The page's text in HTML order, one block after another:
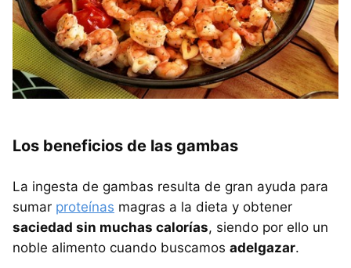
Los beneficios de las gambas
La ingesta de gambas resulta de gran ayuda para
sumar proteínas magras a la dieta y obtener
saciedad sin muchas calorías, siendo por ello un
noble alimento cuando buscamos adelgazar.